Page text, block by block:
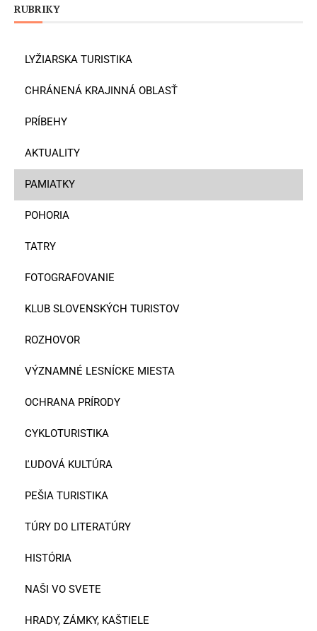
RUBRIKY
LYŽIARSKA TURISTIKA
CHRÁNENÁ KRAJINNÁ OBLASŤ
PRÍBEHY
AKTUALITY
PAMIATKY
POHORIA
TATRY
FOTOGRAFOVANIE
KLUB SLOVENSKÝCH TURISTOV
ROZHOVOR
VÝZNAMNÉ LESNÍCKE MIESTA
OCHRANA PRÍRODY
CYKLOTURISTIKA
ĽUDOVÁ KULTÚRA
PEŠIA TURISTIKA
TÚRY DO LITERATÚRY
HISTÓRIA
NAŠI VO SVETE
HRADY, ZÁMKY, KAŠTIELE